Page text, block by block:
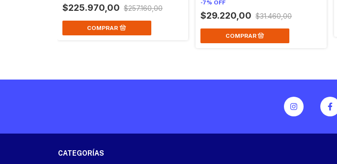
$225.970,00 $257.160,00
-7% OFF
$29.220,00 $31.460,00
CATEGORÍAS